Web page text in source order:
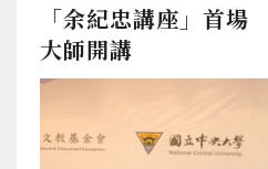
「余紀忠講座」首
大師開講